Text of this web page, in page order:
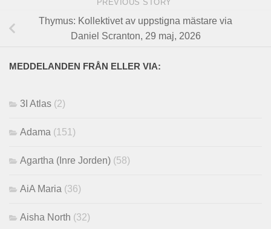
PREVIOUS STORY
Thymus: Kollektivet av uppstigna mästare via
Daniel Scranton, 29 maj, 2026
MEDDELANDEN FRÅN ELLER VIA:
3I Atlas (2)
Adama (151)
Agartha (Inre Jorden) (58)
AiA Maria (36)
Aisha North (32)